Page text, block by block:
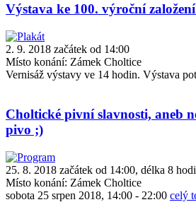
Výstava ke 100. výroční
2. 9. 2018 začátek od 14:00
Místo konání: Zámek Choltice
Vernisáž výstavy ve 14 hodin. Výstava
Choltické pivní slavnosti, aneb
pivo ;)
25. 8. 2018 začátek od 14:00, délka 8
Místo konání: Zámek Choltice
sobota 25 srpen 2018, 14:00 - 22:00 celý